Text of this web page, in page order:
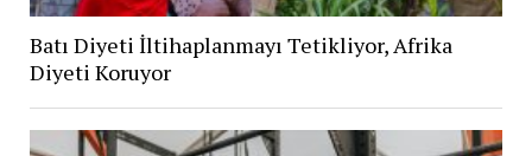
Batı Diyeti İltihaplanmayı Tetikliyor, Afrika
Diyeti Koruyor